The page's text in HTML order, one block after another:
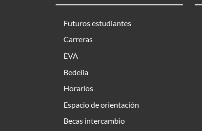
Futuros estudiantes
Carreras
EVA
Bedelia
Horarios
Espacio de orientación
Becas intercambio